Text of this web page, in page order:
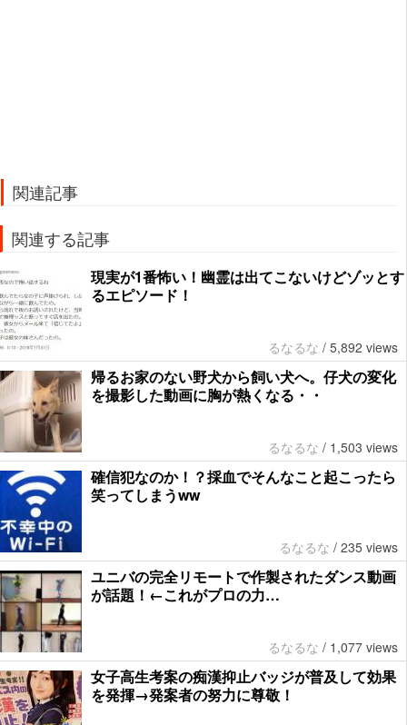
関連記事
関連する記事
現実が1番怖い！幽霊は出てこないけどゾッとす
るエピソード！
るなるな / 5,892 views
帰るお家のない野犬から飼い犬へ。仔犬の変化
を撮影した動画に胸が熱くなる・・
るなるな / 1,503 views
確信犯なのか！？採血でそんなこと起こったら
笑ってしまうww
るなるな / 235 views
ユニバの完全リモートで作製されたダンス動画
が話題！←これがプロの力…
るなるな / 1,077 views
女子高生考案の痴漢抑止バッジが普及して効果
を発揮→発案者の努力に尊敬！